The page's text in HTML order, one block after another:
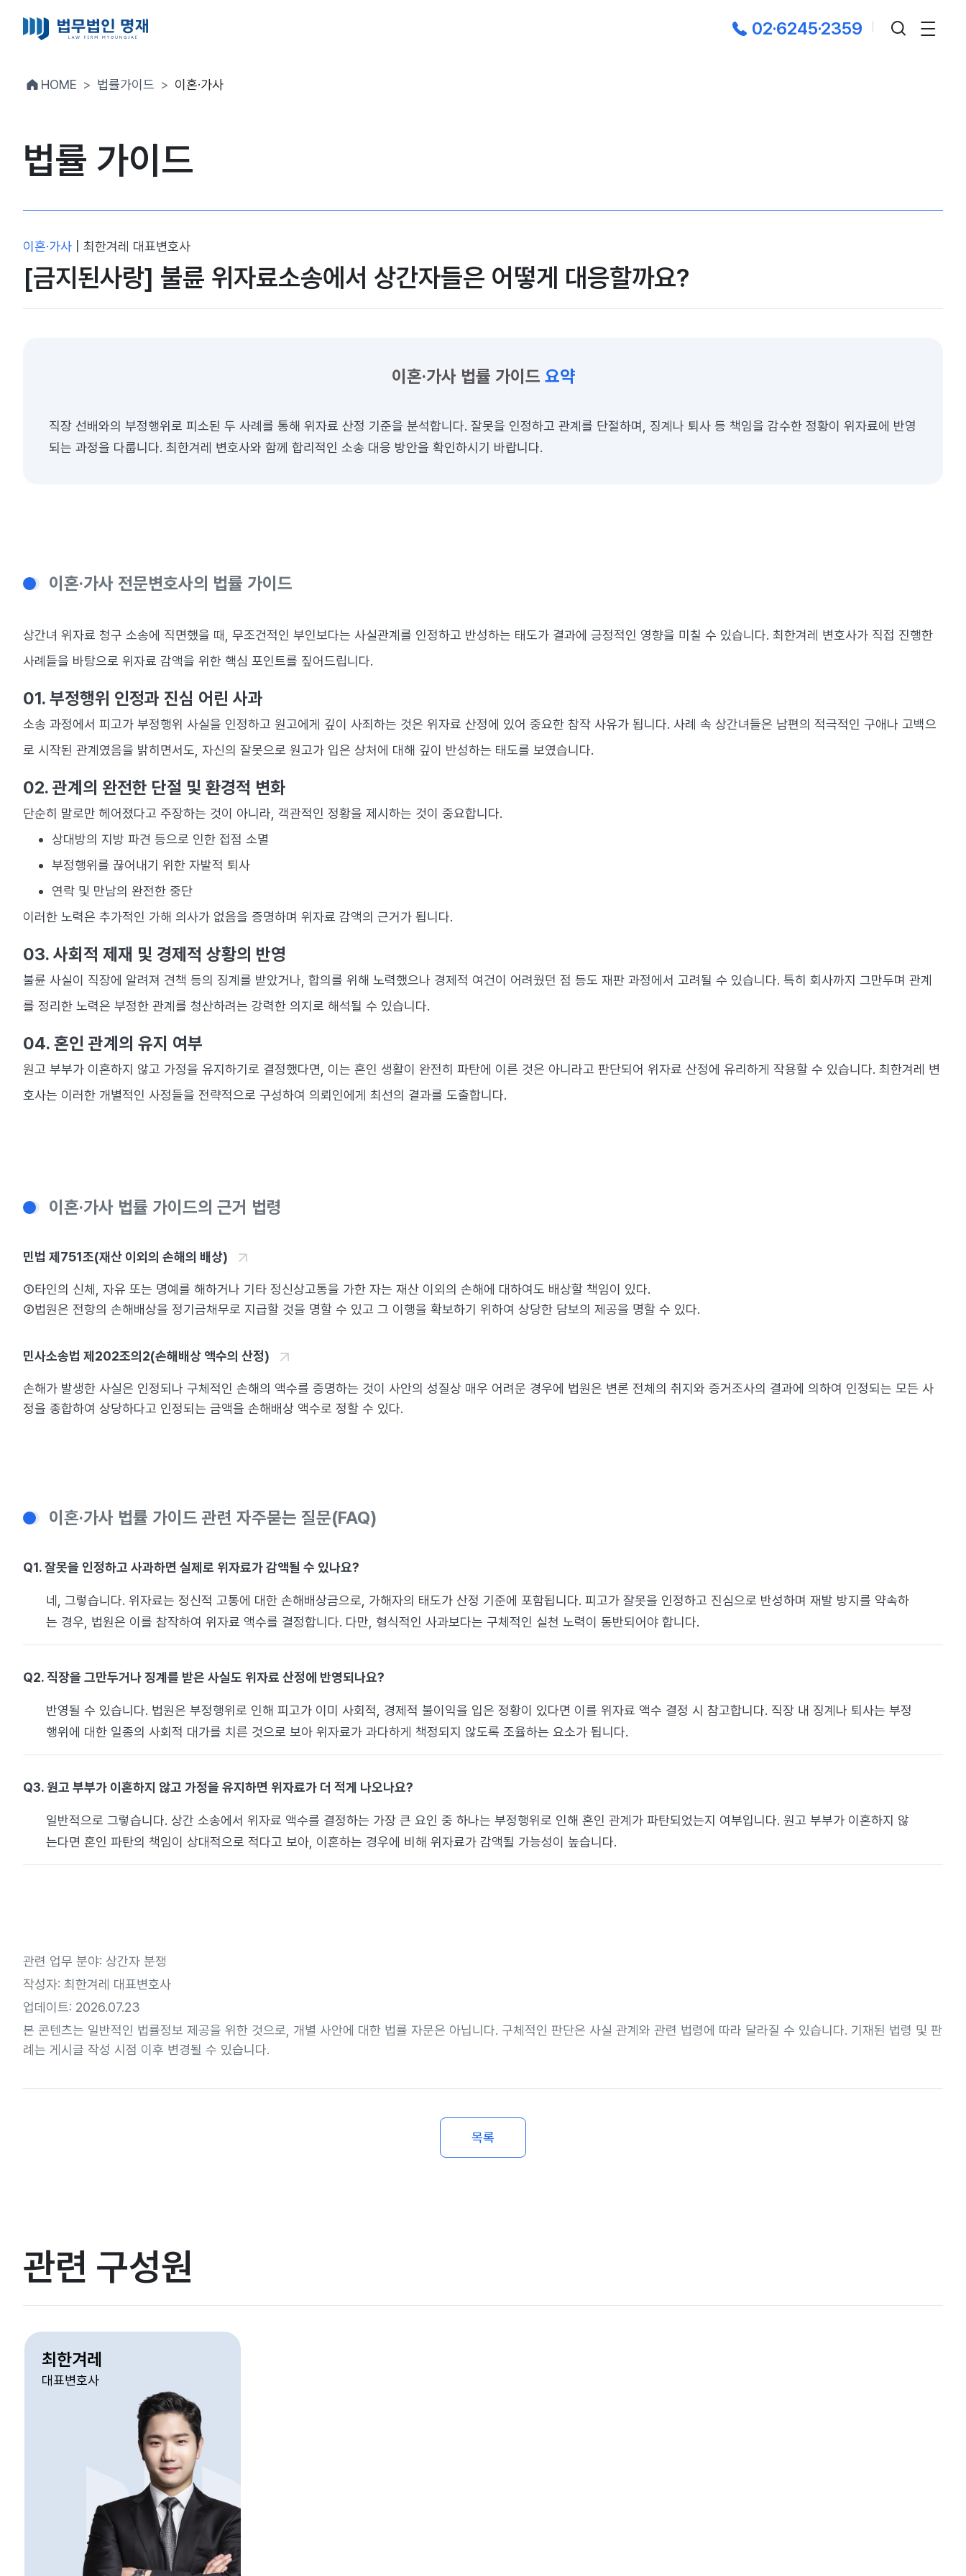
02·6245·2359
HOME 법률가이드 이혼·가사
법률 가이드
이혼·가사 최한겨레 대표변호사
[금지된사랑] 불륜 위자료소송에서 상간자들은 어떻게 대응할까요?
이혼·가사 법률 가이드 요약
직장 선배와의 부정행위로 피소된 두 사례를 통해 위자료 산정 기준을 분석합니다. 잘못을 인정하고 관계를 단절하며, 징계나 퇴사 등 책임을 감수한 정황이 위자료에 반영
되는 과정을 다룹니다. 최한겨레 변호사와 함께 합리적인 소송 대응 방안을 확인하시기 바랍니다.
이혼·가사 전문변호사의 법률 가이드
상간녀 위자료 청구 소송에 직면했을 때, 무조건적인 부인보다는 사실관계를 인정하고 반성하는 태도가 결과에 긍정적인 영향을 미칠 수 있습니다. 최한겨레 변호사가 직접 진행한
사례들을 바탕으로 위자료 감액을 위한 핵심 포인트를 짚어드립니다.
01. 부정행위 인정과 진심 어린 사과
소송 과정에서 피고가 부정행위 사실을 인정하고 원고에게 깊이 사죄하는 것은 위자료 산정에 있어 중요한 참작 사유가 됩니다. 사례 속 상간녀들은 남편의 적극적인 구애나 고백으
로 시작된 관계였음을 밝히면서도, 자신의 잘못으로 원고가 입은 상처에 대해 깊이 반성하는 태도를 보였습니다.
02. 관계의 완전한 단절 및 환경적 변화
단순히 말로만 헤어졌다고 주장하는 것이 아니라, 객관적인 정황을 제시하는 것이 중요합니다.
상대방의 지방 파견 등으로 인한 접점 소멸
부정행위를 끊어내기 위한 자발적 퇴사
연락 및 만남의 완전한 중단
이러한 노력은 추가적인 가해 의사가 없음을 증명하며 위자료 감액의 근거가 됩니다.
03. 사회적 제재 및 경제적 상황의 반영
불륜 사실이 직장에 알려져 견책 등의 징계를 받았거나, 합의를 위해 노력했으나 경제적 여건이 어려웠던 점 등도 재판 과정에서 고려될 수 있습니다. 특히 회사까지 그만두며 관계
를 정리한 노력은 부정한 관계를 청산하려는 강력한 의지로 해석될 수 있습니다.
04. 혼인 관계의 유지 여부
원고 부부가 이혼하지 않고 가정을 유지하기로 결정했다면, 이는 혼인 생활이 완전히 파탄에 이른 것은 아니라고 판단되어 위자료 산정에 유리하게 작용할 수 있습니다. 최한겨레 변
호사는 이러한 개별적인 사정들을 전략적으로 구성하여 의뢰인에게 최선의 결과를 도출합니다.
이혼·가사 법률 가이드의 근거 법령
민법 제751조(재산 이외의 손해의 배상)
①타인의 신체, 자유 또는 명예를 해하거나 기타 정신상고통을 가한 자는 재산 이외의 손해에 대하여도 배상할 책임이 있다.
②법원은 전항의 손해배상을 정기금채무로 지급할 것을 명할 수 있고 그 이행을 확보하기 위하여 상당한 담보의 제공을 명할 수 있다.
민사소송법 제202조의2(손해배상 액수의 산정)
손해가 발생한 사실은 인정되나 구체적인 손해의 액수를 증명하는 것이 사안의 성질상 매우 어려운 경우에 법원은 변론 전체의 취지와 증거조사의 결과에 의하여 인정되는 모든 사
정을 종합하여 상당하다고 인정되는 금액을 손해배상 액수로 정할 수 있다.
이혼·가사 법률 가이드 관련 자주묻는 질문(FAQ)
Q1. 잘못을 인정하고 사과하면 실제로 위자료가 감액될 수 있나요?
네, 그렇습니다. 위자료는 정신적 고통에 대한 손해배상금으로, 가해자의 태도가 산정 기준에 포함됩니다. 피고가 잘못을 인정하고 진심으로 반성하며 재발 방지를 약속하
는 경우, 법원은 이를 참작하여 위자료 액수를 결정합니다. 다만, 형식적인 사과보다는 구체적인 실천 노력이 동반되어야 합니다.
Q2. 직장을 그만두거나 징계를 받은 사실도 위자료 산정에 반영되나요?
반영될 수 있습니다. 법원은 부정행위로 인해 피고가 이미 사회적, 경제적 불이익을 입은 정황이 있다면 이를 위자료 액수 결정 시 참고합니다. 직장 내 징계나 퇴사는 부정
행위에 대한 일종의 사회적 대가를 치른 것으로 보아 위자료가 과다하게 책정되지 않도록 조율하는 요소가 됩니다.
Q3. 원고 부부가 이혼하지 않고 가정을 유지하면 위자료가 더 적게 나오나요?
일반적으로 그렇습니다. 상간 소송에서 위자료 액수를 결정하는 가장 큰 요인 중 하나는 부정행위로 인해 혼인 관계가 파탄되었는지 여부입니다. 원고 부부가 이혼하지 않
는다면 혼인 파탄의 책임이 상대적으로 적다고 보아, 이혼하는 경우에 비해 위자료가 감액될 가능성이 높습니다.
관련 업무 분야: 상간자 분쟁
작성자: 최한겨레 대표변호사
업데이트: 2026.07.23
본 콘텐츠는 일반적인 법률정보 제공을 위한 것으로, 개별 사안에 대한 법률 자문은 아닙니다. 구체적인 판단은 사실 관계와 관련 법령에 따라 달라질 수 있습니다. 기재된 법령 및 판
례는 게시글 작성 시점 이후 변경될 수 있습니다.
목록
관련 구성원
최한겨레
대표변호사